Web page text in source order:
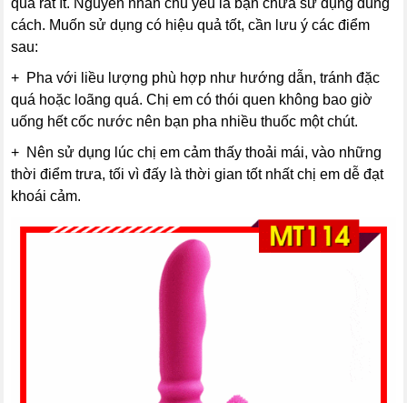
quả rất ít. Nguyên nhân chủ yếu là bạn chưa sử dụng đúng
cách. Muốn sử dụng có hiệu quả tốt, cần lưu ý các điểm
sau:
+ Pha với liều lượng phù hợp như hướng dẫn, tránh đặc
quá hoặc loãng quá. Chị em có thói quen không bao giờ
uống hết cốc nước nên bạn pha nhiều thuốc một chút.
+ Nên sử dụng lúc chị em cảm thấy thoải mái, vào những
thời điểm trưa, tối vì đấy là thời gian tốt nhất chị em dễ đạt
khoái cảm.